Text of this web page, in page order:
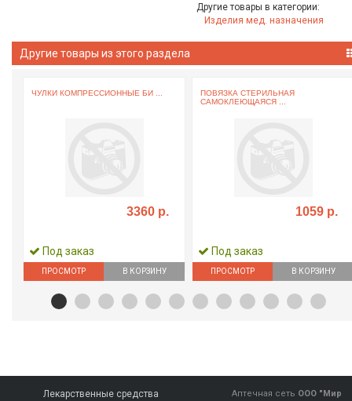
Другие товары в категории:
Изделия мед. назначения
Другие товары из этого раздела
ЧУЛКИ КОМПРЕССИОННЫЕ БИ ...
3360 р.
Под заказ
ПРОСМОТР В КОРЗИНУ
ПОВЯЗКА СТЕРИЛЬНАЯ
САМОКЛЕЮЩАЯСЯ ...
1059 р.
Под заказ
ПРОСМОТР В КОРЗИНУ
Лекарственные средства Аптечная сеть ООО "Мир